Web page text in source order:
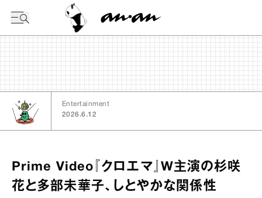
Entertainment
2026.6.12
Prime Video『クロエマ』W主演の杉咲
花と多部未華子、しとやかな関係性